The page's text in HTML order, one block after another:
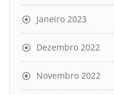
Janeiro 2023
Dezembro 2022
Novembro 2022